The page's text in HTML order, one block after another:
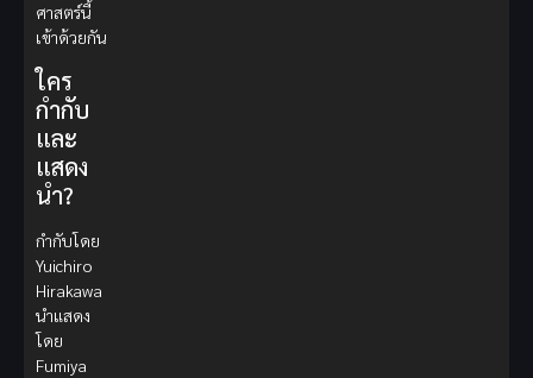
ศาสตร์นี้
เข้าด้วยกัน
ใคร
กำกับ
และ
แสดง
นำ?
กำกับโดย
Yuichiro
Hirakawa
นำแสดง
โดย
Fumiya